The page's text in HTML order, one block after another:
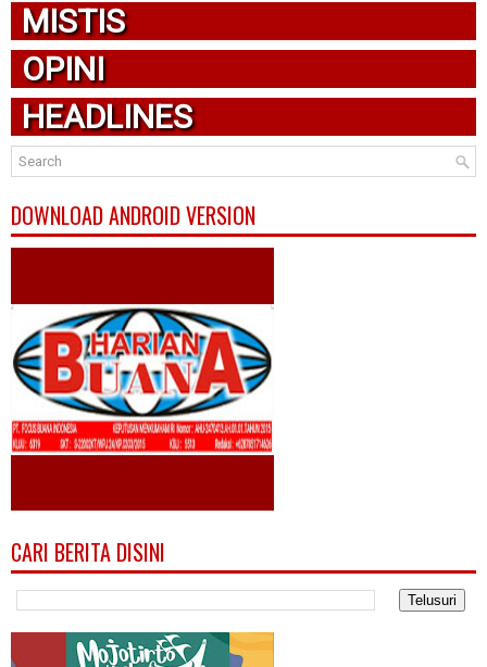
MISTIS
OPINI
HEADLINES
DOWNLOAD ANDROID VERSION
CARI BERITA DISINI